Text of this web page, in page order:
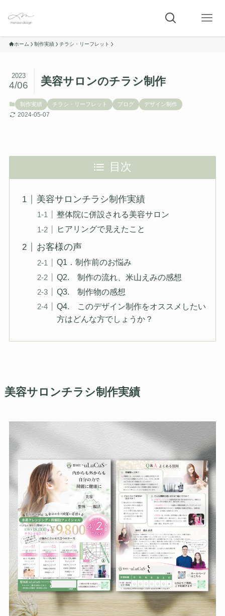
ホーム 制作実績 チラシ・リーフレット
美容サロンのチラシ制作
2023
4/06
制作実績 チラシ・リーフレット ブログ デザイン制作
2024-05-07
目次
美容サロンチラシ制作実績
整体院に併設される美容サロン
ヒアリングで見えたこと
お客様の声
Q1．制作前のお悩み
Q2. 制作の流れ、米山えみの感想
Q3. 制作物の感想
Q4. このデザイン制作をオススメしたい
方はどんな方でしょうか？
美容サロンチラシ制作実績